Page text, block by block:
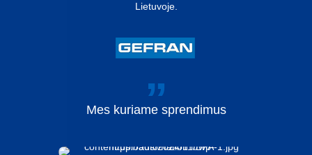
Lietuvoje.
Mes kuriame sprendimus